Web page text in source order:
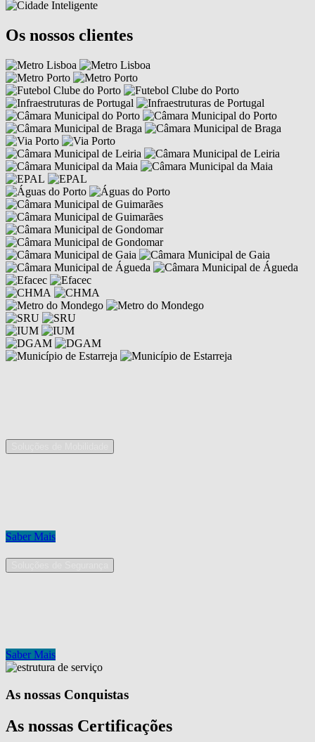
Os nossos clientes
Saber Mais
Saber Mais
As nossas Conquistas
As nossas Certificações